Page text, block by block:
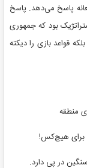
پاسخ می‌دهد. پاسخ
بود که جمهوری
قواعد بازی را دیکته
منطقه
برای هیچ‌کس!
در پی دارد.